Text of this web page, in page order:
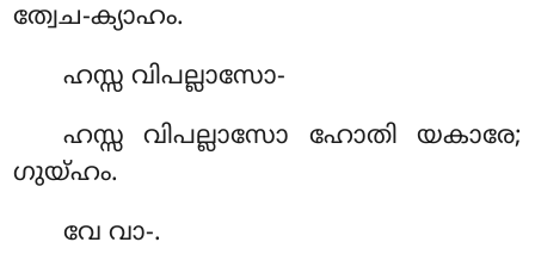
ത്വേച-ക്യാഹം.
ഹസ്സ വിപല്ലാസോ-
ഹസ്സ വിപല്ലാസോ ഹോതി യകാരേ;
ഗുയ്ഹം.
വേ വാ-.